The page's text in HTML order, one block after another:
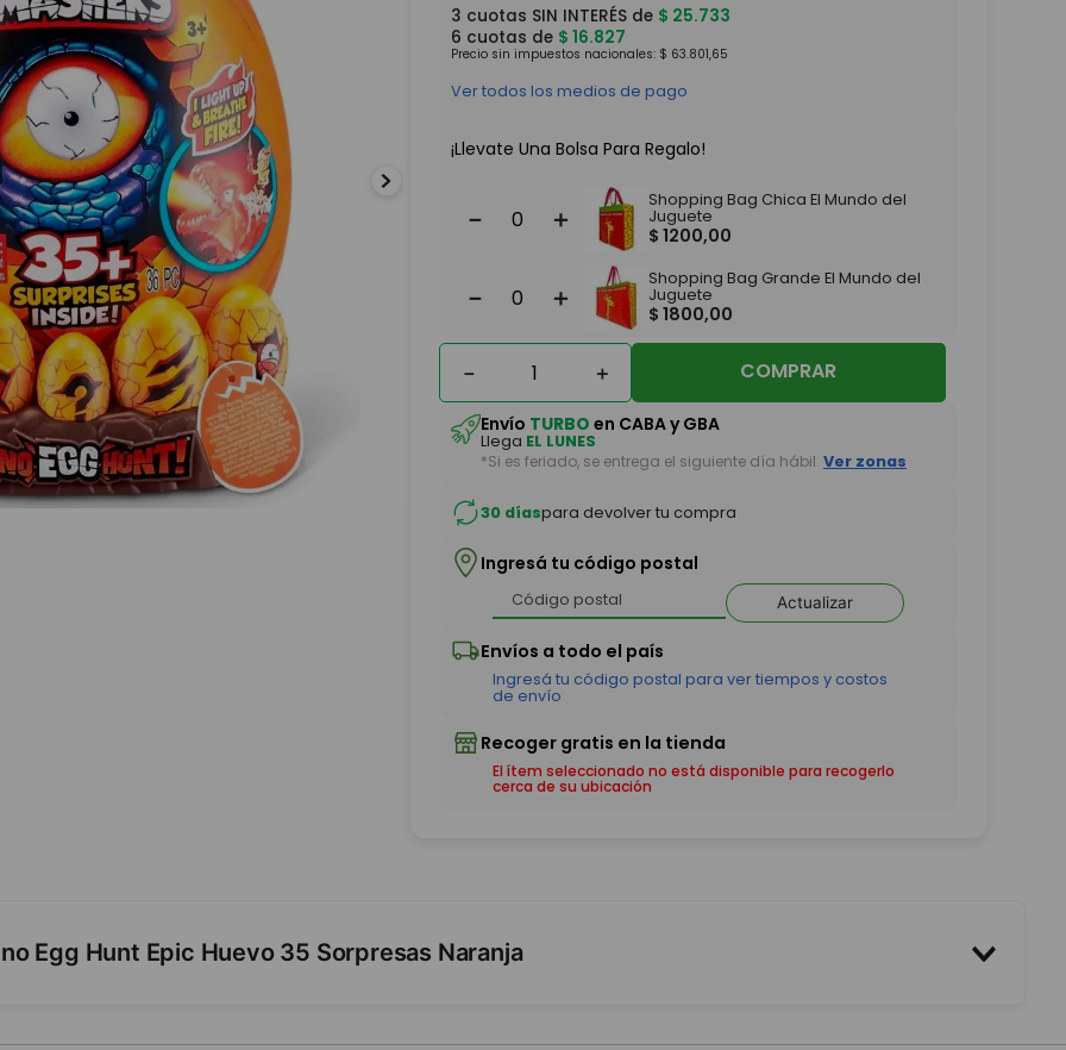
3 cuotas SIN INTERÉS de $ 25.733
6 cuotas de $ 16.827
Precio sin impuestos nacionales: $ 63.801,65
Ver todos los medios de pago
¡Llevate Una Bolsa Para Regalo!
＋
－
Shopping Bag Chica El Mundo del
Juguete
$ 1200,00
＋
－
Shopping Bag Grande El Mundo del
Juguete
$ 1800,00
＋
－ COMPRAR
Envío TURBO en CABA y GBA
Llega EL LUNES
*Si es feriado, se entrega el siguiente día hábil. Ver zonas
30 díaspara devolver tu compra
Ingresá tu código postal
Actualizar
El ítem seleccionado no está disponible para recogerlo
cerca de su ubicación
Egg Hunt Epic Huevo 35 Sorpresas Naranja